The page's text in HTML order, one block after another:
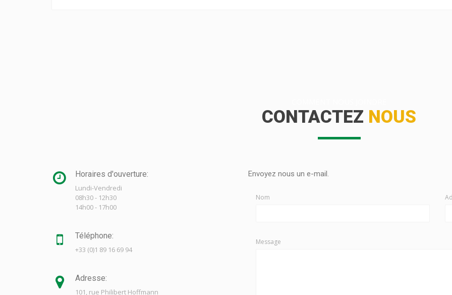
CONTACTEZ NOUS
Horaires d'ouverture:
Lundi-Vendredi
08h30 - 12h30
14h00 - 17h00
Téléphone:
+33 (0)1 89 16 69 94
Adresse:
101, rue Philibert Hoffmann
Envoyez nous un e-mail.
Nom
Message